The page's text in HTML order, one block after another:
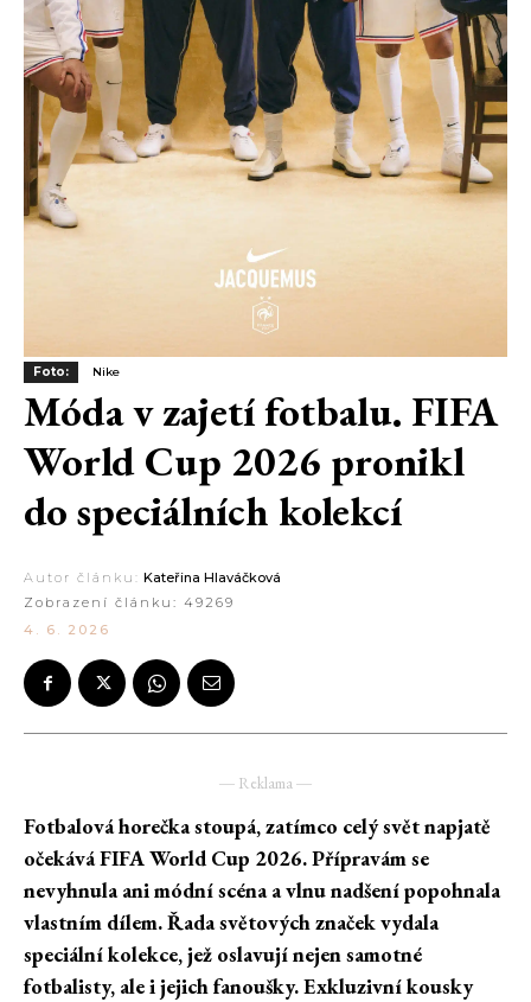
Foto: Nike
Móda v zajetí fotbalu. FIFA
World Cup 2026 pronikl
do speciálních kolekcí
Autor článku: Kateřina Hlaváčková
Zobrazení článku: 49269
4. 6. 2026
― Reklama ―
Fotbalová horečka stoupá, zatímco celý svět napjatě
očekává FIFA World Cup 2026. Přípravám se
nevyhnula ani módní scéna a vlnu nadšení popohnala
vlastním dílem. Řada světových značek vydala
speciální kolekce, jež oslavují nejen samotné
fotbalisty, ale i jejich fanoušky. Exkluzivní kousky